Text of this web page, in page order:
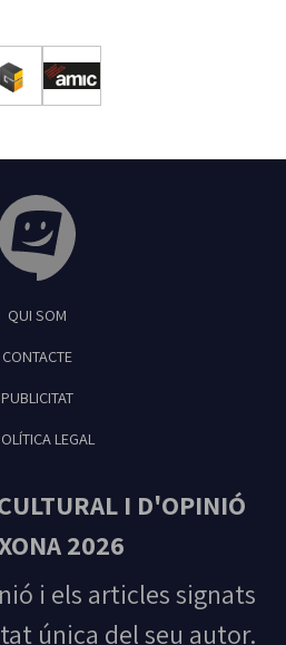
Feliu de Guíxols
QUI SOM
CONTACTE
PUBLICITAT
LEGAL
I D'OPINIÓ
2026
i els articles signats
única del seu autor.